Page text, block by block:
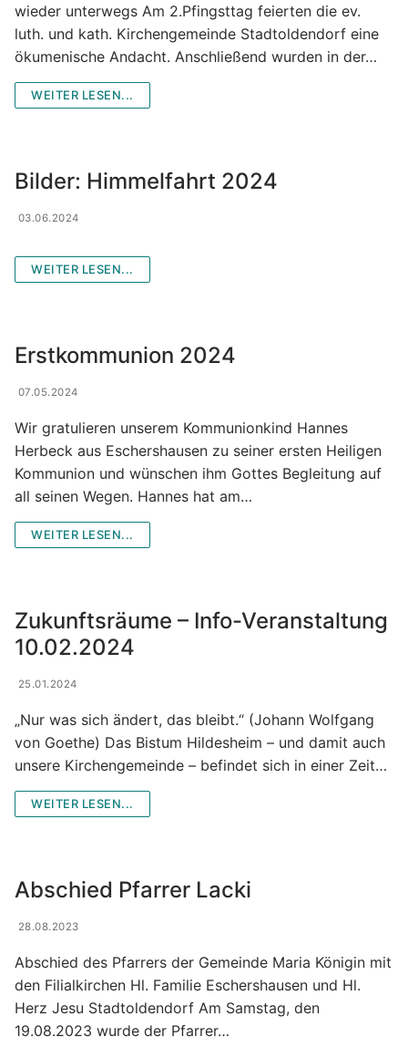
wieder unterwegs Am 2.Pfingsttag feierten die ev.
luth. und kath. Kirchengemeinde Stadtoldendorf eine
ökumenische Andacht. Anschließend wurden in der…
WEITER LESEN...
Bilder: Himmelfahrt 2024
03.06.2024
WEITER LESEN...
Erstkommunion 2024
07.05.2024
Wir gratulieren unserem Kommunionkind Hannes
Herbeck aus Eschershausen zu seiner ersten Heiligen
Kommunion und wünschen ihm Gottes Begleitung auf
all seinen Wegen. Hannes hat am…
WEITER LESEN...
Zukunftsräume – Info-Veranstaltung
10.02.2024
25.01.2024
„Nur was sich ändert, das bleibt.“ (Johann Wolfgang
von Goethe) Das Bistum Hildesheim – und damit auch
unsere Kirchengemeinde – befindet sich in einer Zeit…
WEITER LESEN...
Abschied Pfarrer Lacki
28.08.2023
Abschied des Pfarrers der Gemeinde Maria Königin mit
den Filialkirchen Hl. Familie Eschershausen und Hl.
Herz Jesu Stadtoldendorf Am Samstag, den
19.08.2023 wurde der Pfarrer…